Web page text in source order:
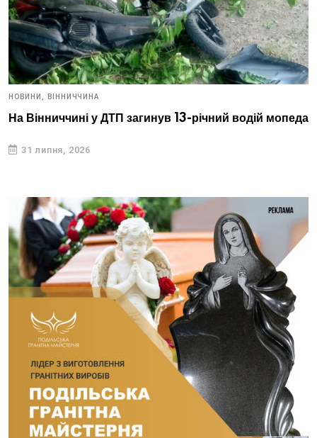
НОВИНИ, ВІННИЧЧИНА
На Вінниччині у ДТП загинув 13-річний водій мопеда
31 липня, 2026